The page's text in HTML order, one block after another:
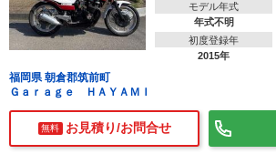
モデル年式
年式不明
初度登録年
2015年
福岡県 朝倉郡筑前町
Ｇａｒａｇｅ ＨＡＹＡＭＩ
無料 お見積り/お問合せ